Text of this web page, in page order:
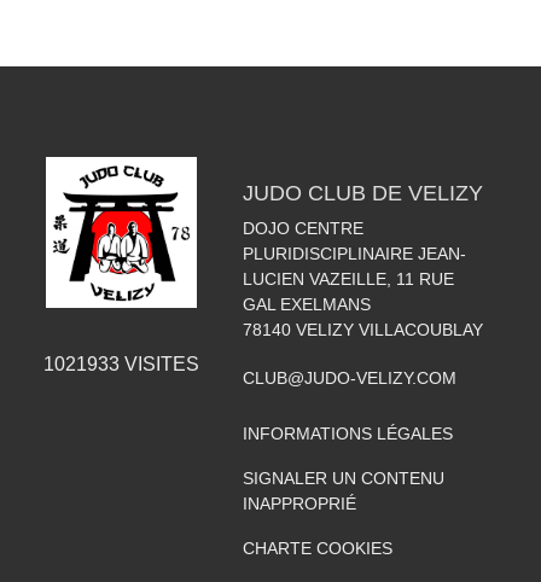
1021933VISITES
JUDO CLUB DE VELIZY
DOJO CENTRE
PLURIDISCIPLINAIRE JEAN-
LUCIEN VAZEILLE, 11 RUE
GAL EXELMANS
78140 VELIZY VILLACOUBLAY
CLUB@JUDO-VELIZY.COM
INFORMATIONS LÉGALES
SIGNALER UN CONTENU
INAPPROPRIÉ
CHARTE COOKIES